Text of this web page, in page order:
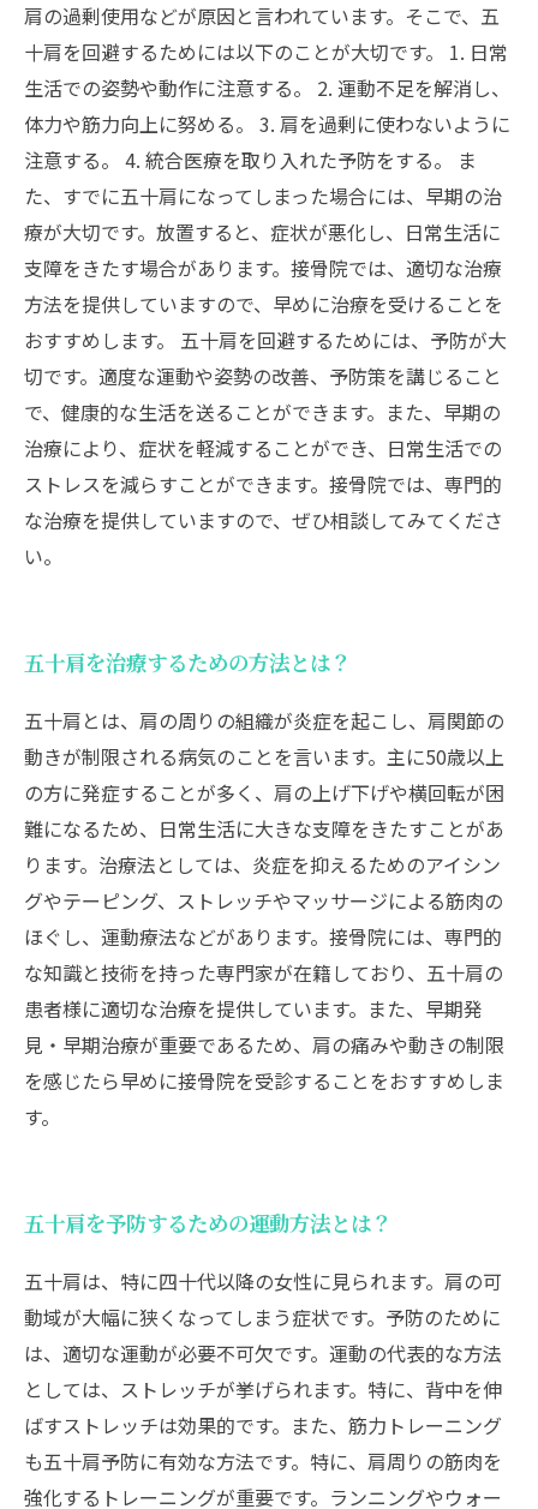
肩の過剰使用などが原因と言われています。そこで、五
十肩を回避するためには以下のことが大切です。 1. 日常
生活での姿勢や動作に注意する。 2. 運動不足を解消し、
体力や筋力向上に努める。 3. 肩を過剰に使わないように
注意する。 4. 統合医療を取り入れた予防をする。 ま
た、すでに五十肩になってしまった場合には、早期の治
療が大切です。放置すると、症状が悪化し、日常生活に
支障をきたす場合があります。接骨院では、適切な治療
方法を提供していますので、早めに治療を受けることを
おすすめします。 五十肩を回避するためには、予防が大
切です。適度な運動や姿勢の改善、予防策を講じること
で、健康的な生活を送ることができます。また、早期の
治療により、症状を軽減することができ、日常生活での
ストレスを減らすことができます。接骨院では、専門的
な治療を提供していますので、ぜひ相談してみてくださ
い。
五十肩を治療するための方法とは？
五十肩とは、肩の周りの組織が炎症を起こし、肩関節の
動きが制限される病気のことを言います。主に50歳以上
の方に発症することが多く、肩の上げ下げや横回転が困
難になるため、日常生活に大きな支障をきたすことがあ
ります。治療法としては、炎症を抑えるためのアイシン
グやテーピング、ストレッチやマッサージによる筋肉の
ほぐし、運動療法などがあります。接骨院には、専門的
な知識と技術を持った専門家が在籍しており、五十肩の
患者様に適切な治療を提供しています。また、早期発
見・早期治療が重要であるため、肩の痛みや動きの制限
を感じたら早めに接骨院を受診することをおすすめしま
す。
五十肩を予防するための運動方法とは？
五十肩は、特に四十代以降の女性に見られます。肩の可
動域が大幅に狭くなってしまう症状です。予防のために
は、適切な運動が必要不可欠です。運動の代表的な方法
としては、ストレッチが挙げられます。特に、背中を伸
ばすストレッチは効果的です。また、筋力トレーニング
も五十肩予防に有効な方法です。特に、肩周りの筋肉を
強化するトレーニングが重要です。ランニングやウォー